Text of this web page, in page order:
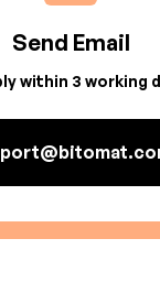
Send Email
within 3 working